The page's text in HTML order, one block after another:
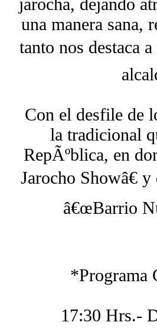
una manera sana,
tanto nos destaca
Con el desfile de
la tradicional
RepÃºblica, en
Jarocho Showâ€
â€œBarrio
*Programa
17:30 Hrs.-